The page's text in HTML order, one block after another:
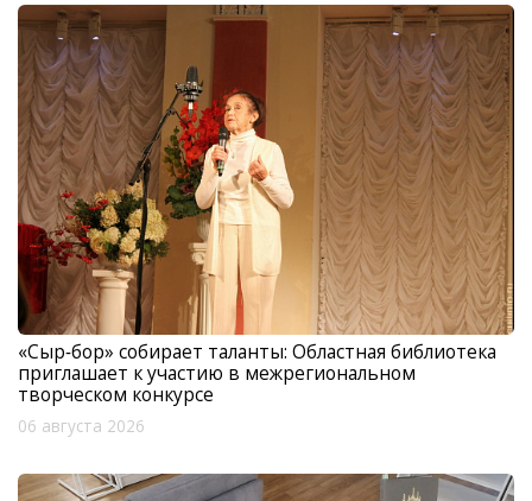
«Сыр‑бор» собирает таланты: Областная библиотека
приглашает к участию в межрегиональном
творческом конкурсе
06 августа 2026